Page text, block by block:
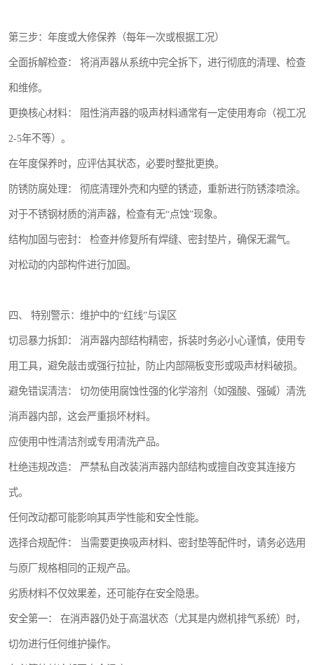
第三步：年度或大修保养（每年一次或根据工况）
全面拆解检查： 将消声器从系统中完全拆下，进行彻底的清理、检查
和维修。
更换核心材料： 阻性消声器的吸声材料通常有一定使用寿命（视工况
2-5年不等）。
在年度保养时，应评估其状态，必要时整批更换。
防锈防腐处理： 彻底清理外壳和内壁的锈迹，重新进行防锈漆喷涂。
对于不锈钢材质的消声器，检查有无“点蚀”现象。
结构加固与密封： 检查并修复所有焊缝、密封垫片，确保无漏气。
对松动的内部构件进行加固。
四、 特别警示：维护中的“红线”与误区
切忌暴力拆卸： 消声器内部结构精密，拆装时务必小心谨慎，使用专
用工具，避免敲击或强行拉扯，防止内部隔板变形或吸声材料破损。
避免错误清洁： 切勿使用腐蚀性强的化学溶剂（如强酸、强碱）清洗
消声器内部，这会严重损坏材料。
应使用中性清洁剂或专用清洗产品。
杜绝违规改造： 严禁私自改装消声器内部结构或擅自改变其连接方
式。
任何改动都可能影响其声学性能和安全性能。
选择合规配件： 当需要更换吸声材料、密封垫等配件时，请务必选用
与原厂规格相同的正规产品。
劣质材料不仅效果差，还可能存在安全隐患。
安全第一： 在消声器仍处于高温状态（尤其是内燃机排气系统）时，
切勿进行任何维护操作。